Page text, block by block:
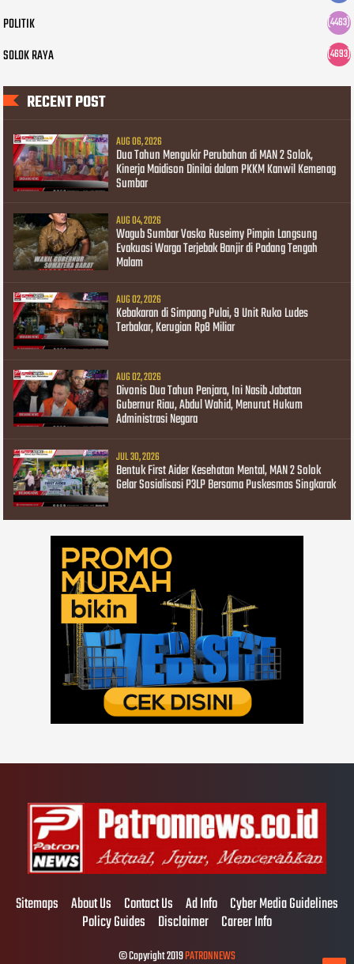
POLITIK (4463)
SOLOK RAYA (4693)
RECENT POST
AUG 06, 2026
Dua Tahun Mengukir Perubahan di MAN 2 Solok,
Kinerja Maidison Dinilai dalam PKKM Kanwil Kemenag
Sumbar
AUG 04, 2026
Wagub Sumbar Vasko Ruseimy Pimpin Langsung
Evakuasi Warga Terjebak Banjir di Padang Tengah
Malam
AUG 02, 2026
Kebakaran di Simpang Pulai, 9 Unit Ruko Ludes
Terbakar, Kerugian Rp8 Miliar
AUG 02, 2026
Divonis Dua Tahun Penjara, Ini Nasib Jabatan
Gubernur Riau, Abdul Wahid, Menurut Hukum
Administrasi Negara
JUL 30, 2026
Bentuk First Aider Kesehatan Mental, MAN 2 Solok
Gelar Sosialisasi P3LP Bersama Puskesmas Singkarak
Sitemaps About Us Contact Us Ad Info Cyber Media Guidelines
Policy Guides Disclaimer Career Info
© Copyright 2019PATRONNEWS